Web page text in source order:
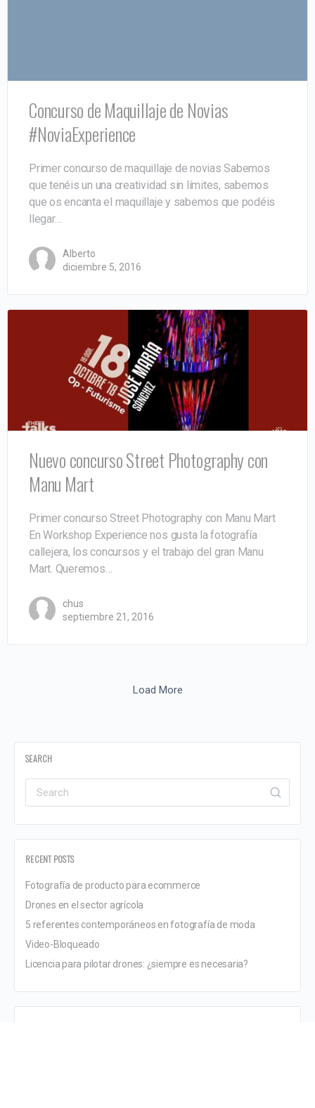
Concurso de Maquillaje de Novias
#NoviaExperience
Primer concurso de maquillaje de novias Sabemos
que tenéis un una creatividad sin límites, sabemos
que os encanta el maquillaje y sabemos que podéis
llegar…
Alberto
diciembre 5, 2016
Nuevo concurso Street Photography con
Manu Mart
Primer concurso Street Photography con Manu Mart
En Workshop Experience nos gusta la fotografía
callejera, los concursos y el trabajo del gran Manu
Mart. Queremos…
chus
septiembre 21, 2016
Load More
SEARCH
RECENT POSTS
Fotografía de producto para ecommerce
Drones en el sector agrícola
5 referentes contemporáneos en fotografía de moda
Video-Bloqueado
Licencia para pilotar drones: ¿siempre es necesaria?